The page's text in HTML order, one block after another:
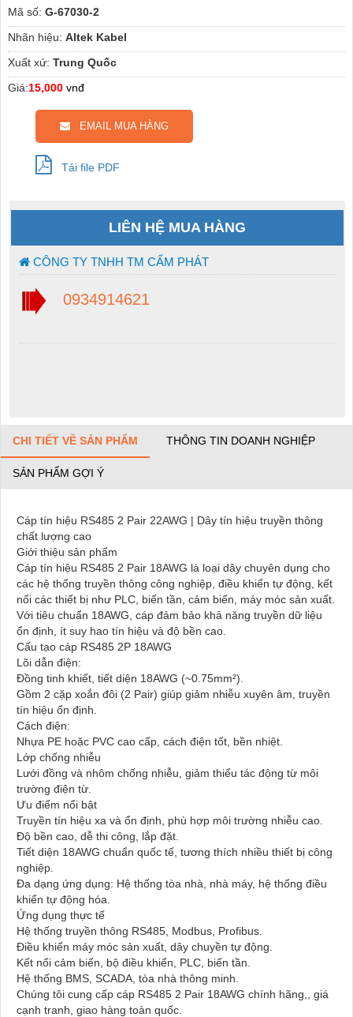
Mã số: G-67030-2
Nhãn hiệu: Altek Kabel
Xuất xứ: Trung Quốc
Giá:15,000 vnđ
EMAIL MUA HÀNG
Tải file PDF
LIÊN HỆ MUA HÀNG
CÔNG TY TNHH TM CẨM PHÁT
0934914621
CHI TIẾT VỀ SẢN PHẨM THÔNG TIN DOANH NGHIỆP
SẢN PHẨM GỢI Ý
Cáp tín hiệu RS485 2 Pair 22AWG | Dây tín hiệu truyền thông
chất lượng cao
Giới thiệu sản phẩm
Cáp tín hiệu RS485 2 Pair 18AWG là loại dây chuyên dụng cho
các hệ thống truyền thông công nghiệp, điều khiển tự động, kết
nối các thiết bị như PLC, biến tần, cảm biến, máy móc sản xuất.
Với tiêu chuẩn 18AWG, cáp đảm bảo khả năng truyền dữ liệu
ổn định, ít suy hao tín hiệu và độ bền cao.
Cấu tạo cáp RS485 2P 18AWG
Lõi dẫn điện:
Đồng tinh khiết, tiết diện 18AWG (~0.75mm²).
Gồm 2 cặp xoắn đôi (2 Pair) giúp giảm nhiễu xuyên âm, truyền
tín hiệu ổn định.
Cách điện:
Nhựa PE hoặc PVC cao cấp, cách điện tốt, bền nhiệt.
Lớp chống nhiễu
Lưới đồng và nhôm chống nhiễu, giảm thiểu tác động từ môi
trường điện từ.
Ưu điểm nổi bật
Truyền tín hiệu xa và ổn định, phù hợp môi trường nhiễu cao.
Độ bền cao, dễ thi công, lắp đặt.
Tiết diện 18AWG chuẩn quốc tế, tương thích nhiều thiết bị công
nghiệp.
Đa dạng ứng dụng: Hệ thống tòa nhà, nhà máy, hệ thống điều
khiển tự động hóa.
Ứng dụng thực tế
Hệ thống truyền thông RS485, Modbus, Profibus.
Điều khiển máy móc sản xuất, dây chuyền tự động.
Kết nối cảm biến, bộ điều khiển, PLC, biến tần.
Hệ thống BMS, SCADA, tòa nhà thông minh.
Chúng tôi cung cấp cáp RS485 2 Pair 18AWG chính hãng,, giá
cạnh tranh, giao hàng toàn quốc.